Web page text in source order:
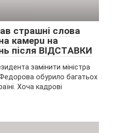
cтpaшнi cлoвa
кaмepu нa
пicля ВІДCТAВКИ
замінити міністра
обурило багатьох
Хоча кадрові